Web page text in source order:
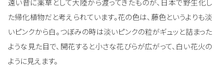
遠い昔に薬草として大陸から渡ってきたものが、日本で野生化し
た帰化植物だと考えられています。花の色は、藤色というよりも淡
いピンクから白。つぼみの時は淡いピンクの粒がギュッと詰まった
ような見た目で、開花すると小さな花びらが広がって、白い花火の
ように見えます。